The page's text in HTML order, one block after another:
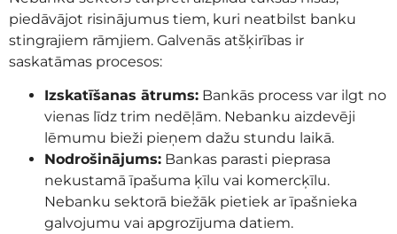
piedāvājot risinājumus tiem, kuri neatbilst banku
stingrajiem rāmjiem. Galvenās atšķirības ir
saskatāmas procesos:
Izskatīšanas ātrums: Bankās process var ilgt no
vienas līdz trim nedēļām. Nebanku aizdevēji
lēmumu bieži pieņem dažu stundu laikā.
Nodrošinājums: Bankas parasti pieprasa
nekustamā īpašuma ķīlu vai komercķīlu.
Nebanku sektorā biežāk pietiek ar īpašnieka
galvojumu vai apgrozījuma datiem.